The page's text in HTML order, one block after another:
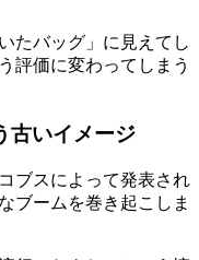
たバッグ」に見えてし
評価に変わってしまう
古いイメージ
ブスによって発表され
ブームを巻き起こしま